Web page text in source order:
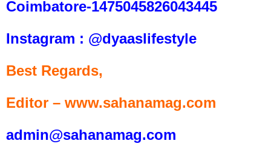
Coimbatore-1475045826043445
Instagram : @dyaaslifestyle
Best Regards,
Editor – www.sahanamag.com
admin@sahanamag.com